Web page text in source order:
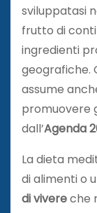
sviluppatasi
frutto di
ingredienti
geografiche.
assume
promuovere
dall’Agenda
La dieta
di alimenti o
di vivereche